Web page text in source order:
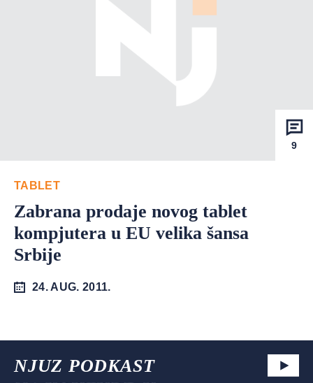
9
TABLET
Zabrana prodaje novog tablet
kompjutera u EU velika šansa
Srbije
24. AUG. 2011.
NJUZ PODKAST